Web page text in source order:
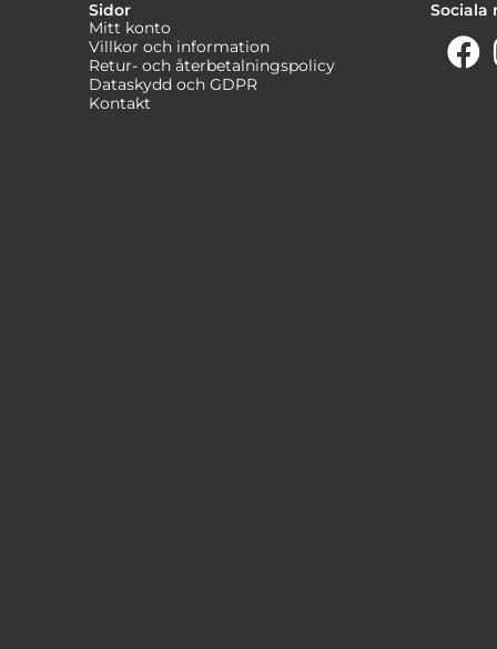
Sidor
Mitt konto
Villkor och information
Retur- och återbetalningspolicy
Dataskydd och GDPR
Kontakt
Sociala